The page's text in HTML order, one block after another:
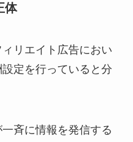
体
リエイト広告におい
定を行っていると分
斉に情報を発信する